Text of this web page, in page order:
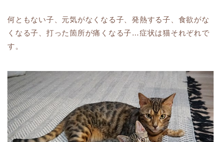
何ともない子、元気がなくなる子、発熱する子、食欲がな
くなる子、打った箇所が痛くなる子…症状は猫それぞれで
す。